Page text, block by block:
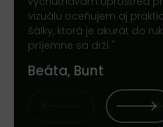
vizuálu oceňujem aj
šálky, ktorá je akurát do
príjemne sa drží."
Beáta, Bunt